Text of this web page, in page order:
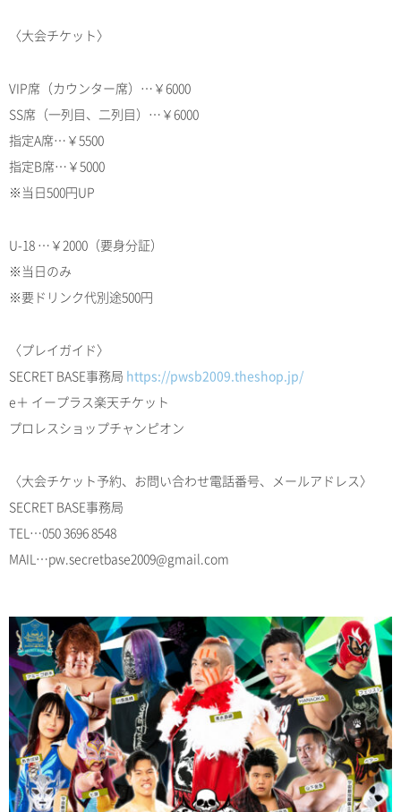
〈大会チケット〉
VIP席（カウンター席）…￥6000
SS席（一列目、二列目）…￥6000
指定A席…￥5500
指定B席…￥5000
※当日500円UP
U-18 …￥2000（要身分証）
※当日のみ
※要ドリンク代別途500円
〈プレイガイド〉
SECRET BASE事務局 https://pwsb2009.theshop.jp/
e＋ イープラス楽天チケット
プロレスショップチャンピオン
〈大会チケット予約、お問い合わせ電話番号、メールアドレス〉
SECRET BASE事務局
TEL…050 3696 8548
MAIL…pw.secretbase2009@gmail.com